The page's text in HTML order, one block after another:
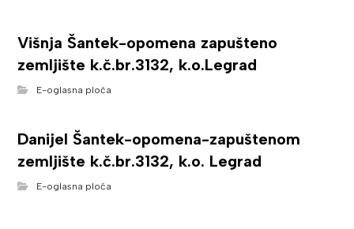
Višnja Šantek-opomena zapušteno
zemljište k.č.br.3132, k.o.Legrad
E-oglasna ploča
Danijel Šantek-opomena-zapuštenom
zemljište k.č.br.3132, k.o. Legrad
E-oglasna ploča